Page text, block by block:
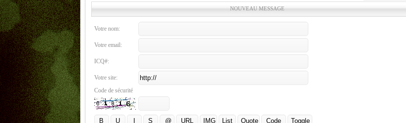
NOUVEAU MESSAGE
Votre nom:
Votre email:
ICQ#:
Votre site:
Code de sécurité